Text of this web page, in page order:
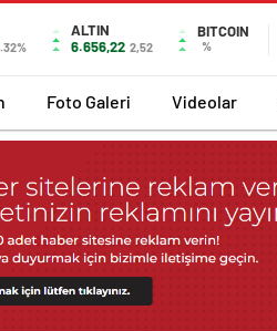
ALTIN
6.656,22 2,52
BITCOIN
%
Foto Galeri Videolar